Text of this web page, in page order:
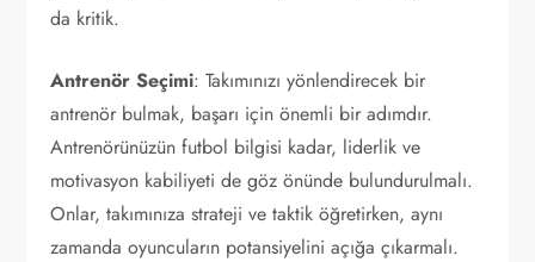
da kritik.
Antrenör Seçimi: Takımınızı yönlendirecek bir
antrenör bulmak, başarı için önemli bir adımdır.
Antrenörünüzün futbol bilgisi kadar, liderlik ve
motivasyon kabiliyeti de göz önünde bulundurulmalı.
Onlar, takımınıza strateji ve taktik öğretirken, aynı
zamanda oyuncuların potansiyelini açığa çıkarmalı.